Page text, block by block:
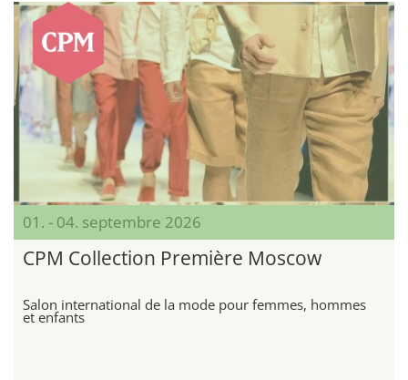
01. - 04. septembre 2026
CPM Collection Première Moscow
Salon international de la mode pour femmes, hommes
et enfants